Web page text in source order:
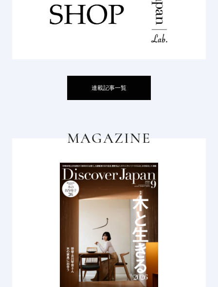
連載記事一覧
MAGAZINE